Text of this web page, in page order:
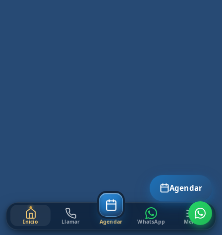
Agendar
Inicio Llamar Agendar WhatsApp Menú